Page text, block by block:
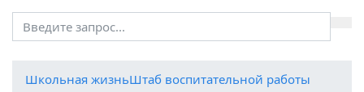
Школьная жизньШтаб воспитательной работы